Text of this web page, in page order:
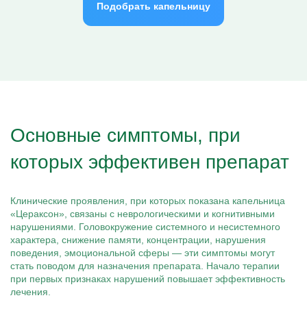
Подобрать капельницу
Основные симптомы, при
которых эффективен препарат
Клинические проявления, при которых показана капельница
«Цераксон», связаны с неврологическими и когнитивными
нарушениями. Головокружение системного и несистемного
характера, снижение памяти, концентрации, нарушения
поведения, эмоциональной сферы — эти симптомы могут
стать поводом для назначения препарата. Начало терапии
при первых признаках нарушений повышает эффективность
лечения.